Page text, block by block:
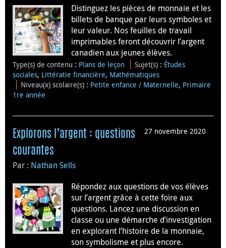
Distinguez les pièces de monnaie et les
billets de banque par leurs symboles et
leur valeur. Nos feuilles de travail
imprimables feront découvrir l’argent
canadien aux jeunes élèves.
Type(s) de contenu : Plans de leçon Sujet(s) : Études
sociales, Littératie financière, Mathématiques
Niveau(x) scolaire(s) : Petite enfance / Maternelle, Primaire
1re année
27 novembre 2020
Explorons l’argent : questions
courantes
Par : Nathan Sells
Répondez aux questions de vos élèves
sur l’argent grâce à cette foire aux
questions. Lancez une discussion en
classe ou une démarche d’investigation
en explorant l’histoire de la monnaie,
son symbolisme et plus encore.